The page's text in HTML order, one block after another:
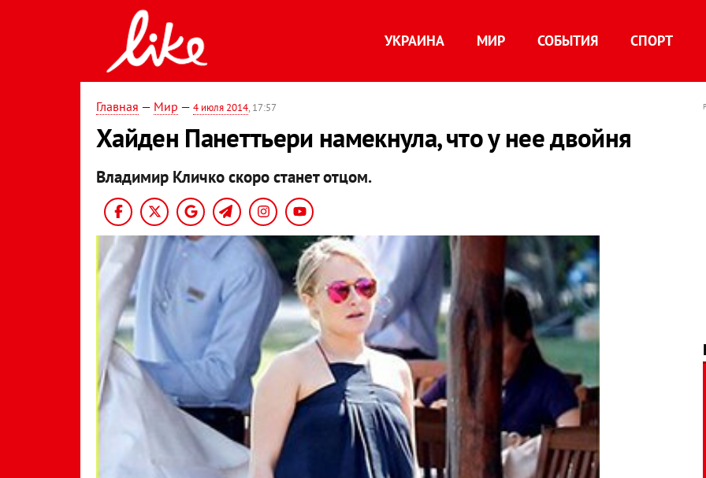
УКРАИНА МИР СОБЫТИЯ СПОРТ
Главная — Мир — 4 июля 2014, 17:57
Хайден Панеттьери намекнула, что у нее двойня
Владимир Кличко скоро станет отцом.